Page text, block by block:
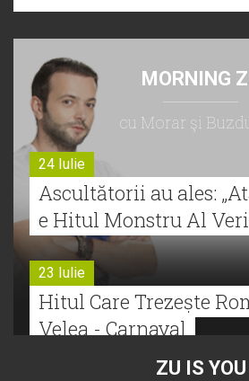
MORNING
cu Morar şi
24 Iulie
Ascultătorii au ales:
e Hitul Monstru Al
23 Iulie
Hitul Care Trezește
Velea - Carnaval
ZU IS YOU